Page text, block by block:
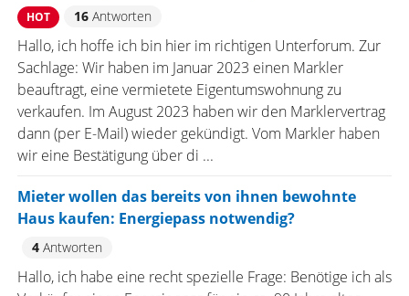
HOT 16Antworten
Hallo, ich hoffe ich bin hier im richtigen Unterforum. Zur
Sachlage: Wir haben im Januar 2023 einen Markler
beauftragt, eine vermietete Eigentumswohnung zu
verkaufen. Im August 2023 haben wir den Marklervertrag
dann (per E-Mail) wieder gekündigt. Vom Markler haben
wir eine Bestätigung über di ...
Mieter wollen das bereits von ihnen bewohnte
Haus kaufen: Energiepass notwendig?
4Antworten
Hallo, ich habe eine recht spezielle Frage: Benötige ich als